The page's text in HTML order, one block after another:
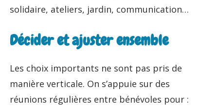
solidaire, ateliers, jardin, communication…
Décider et ajuster ensemble
Les choix importants ne sont pas pris de
manière verticale. On s’appuie sur des
réunions régulières entre bénévoles pour :